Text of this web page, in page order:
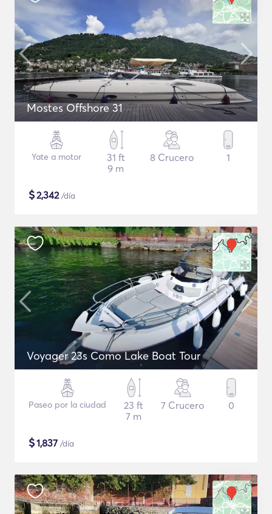
Mostes Offshore 31
Yate a motor
31 ft
9 m
8 Crucero 1
$2,342/día
Voyager 23s Como Lake Boat Tour
Paseo por la ciudad
23 ft
7 m
7 Crucero 0
$1,837 /día